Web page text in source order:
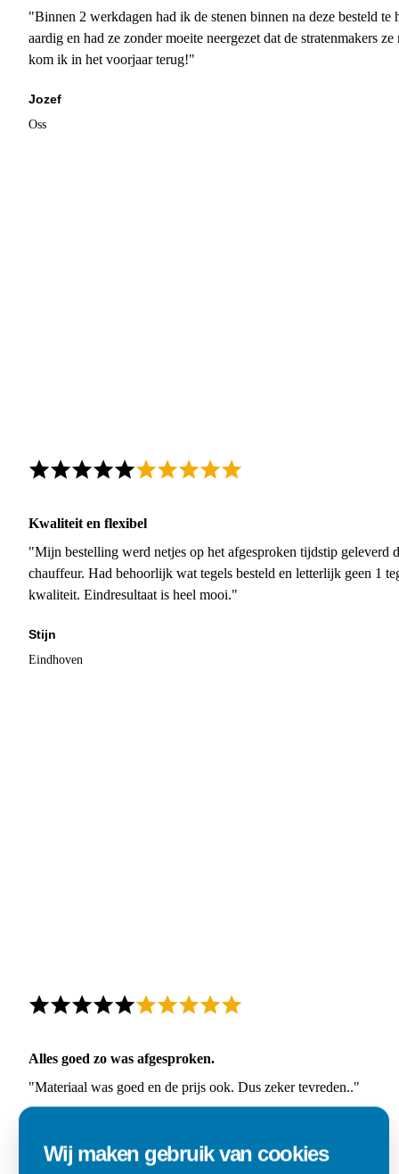
"Binnen 2 werkdagen had ik de stenen binnen na deze besteld
aardig en had ze zonder moeite neergezet dat de stratenmakers
kom ik in het voorjaar terug!"
Jozef
Oss
Kwaliteit en flexibel
"Mijn bestelling werd netjes op het afgesproken tijdstip geleverd
chauffeur. Had behoorlijk wat tegels besteld en letterlijk geen 1
kwaliteit. Eindresultaat is heel mooi."
Stijn
Eindhoven
Alles goed zo was afgesproken.
"Materiaal was goed en de prijs ook. Dus zeker tevreden.."
Den Dungen
Wij maken gebruik van cookies